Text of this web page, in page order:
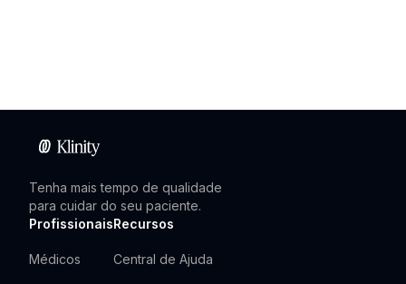
Tenha mais tempo de qualidade
para cuidar do seu paciente.
Profissionais
Médicos
Recursos
Central de Ajuda